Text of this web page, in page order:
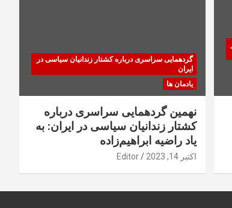
گردهمایی سراسری درباره کشتار زندانیان سیاسی در
ایران
یادمان ها
نهمین گردهمایی سراسری درباره
کشتار زندانیان سیاسی در ایران: به
یاد راضیه ابراهیم‌زاده
اکتبر 14, 2023 Editor